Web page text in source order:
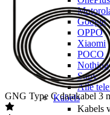
Google
OPPO
Xiaomi
POCO
Nothing
Sony
Alle
Kabels
Kabels
GNG Type C datakabel 3